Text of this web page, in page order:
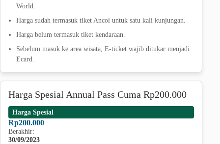
World.
Harga sudah termasuk tiket Ancol untuk satu kali kunjungan.
Harga belum termasuk tiket kendaraan.
Sebelum masuk ke area wisata, E-ticket wajib ditukar menjadi
Ecard.
Harga Spesial Annual Pass Cuma Rp200.000
Harga Spesial
Rp200.000
Berakhir:
30/09/2023